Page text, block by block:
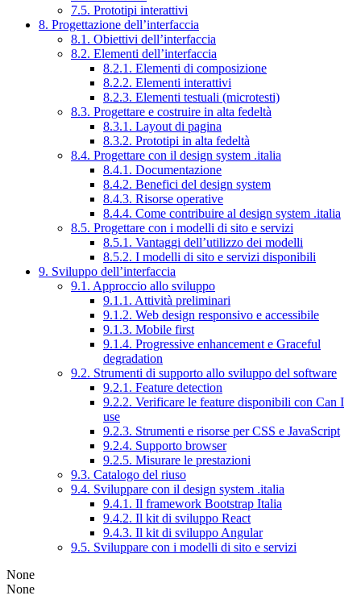
7.5. Prototipi interattivi
8. Progettazione dell’interfaccia
8.1. Obiettivi dell’interfaccia
8.2. Elementi dell’interfaccia
8.2.1. Elementi di composizione
8.2.2. Elementi interattivi
8.2.3. Elementi testuali (microtesti)
8.3. Progettare e costruire in alta fedeltà
8.3.1. Layout di pagina
8.3.2. Prototipi in alta fedeltà
8.4. Progettare con il design system .italia
8.4.1. Documentazione
8.4.2. Benefici del design system
8.4.3. Risorse operative
8.4.4. Come contribuire al design system .italia
8.5. Progettare con i modelli di sito e servizi
8.5.1. Vantaggi dell’utilizzo dei modelli
8.5.2. I modelli di sito e servizi disponibili
9. Sviluppo dell’interfaccia
9.1. Approccio allo sviluppo
9.1.1. Attività preliminari
9.1.2. Web design responsivo e accessibile
9.1.3. Mobile first
9.1.4. Progressive enhancement e Graceful
degradation
9.2. Strumenti di supporto allo sviluppo del software
9.2.1. Feature detection
9.2.2. Verificare le feature disponibili con Can I
use
9.2.3. Strumenti e risorse per CSS e JavaScript
9.2.4. Supporto browser
9.2.5. Misurare le prestazioni
9.3. Catalogo del riuso
9.4. Sviluppare con il design system .italia
9.4.1. Il framework Bootstrap Italia
9.4.2. Il kit di sviluppo React
9.4.3. Il kit di sviluppo Angular
9.5. Sviluppare con i modelli di sito e servizi
None
None